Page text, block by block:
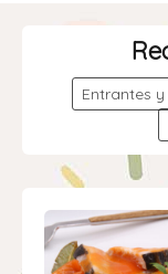
Entrantes y